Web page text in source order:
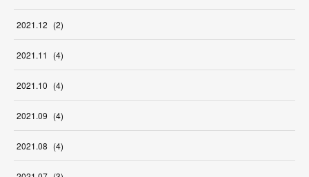
2021.12 (2)
2021.11 (4)
2021.10 (4)
2021.09 (4)
2021.08 (4)